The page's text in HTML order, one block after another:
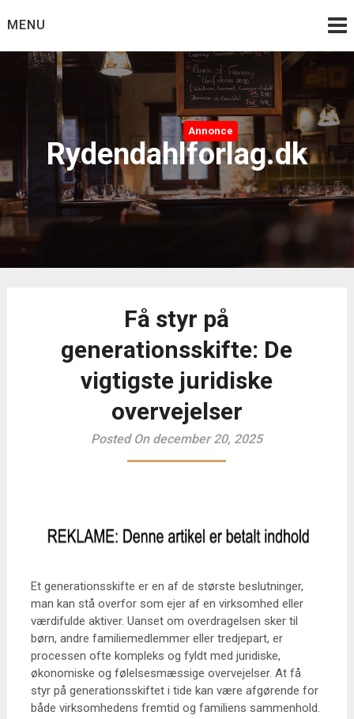
toMENU
Annonce
Rydendahlforlag.dk
Få styr på
generationsskifte: De
vigtigste juridiske
overvejelser
Posted On december 20, 2025
Et generationsskifte er en af de største beslutninger,
man kan stå overfor som ejer af en virksomhed eller
værdifulde aktiver. Uanset om overdragelsen sker til
børn, andre familiemedlemmer eller tredjepart, er
processen ofte kompleks og fyldt med juridiske,
økonomiske og følelsesmæssige overvejelser. At få
styr på generationsskiftet i tide kan være afgørende for
både virksomhedens fremtid og familiens sammenhold.